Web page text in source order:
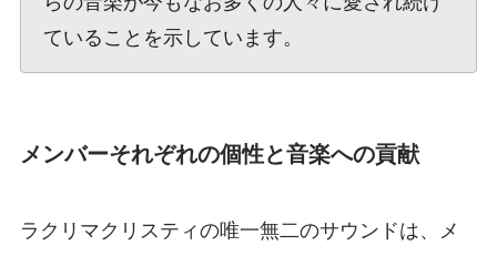
ていることを示しています。
メンバーそれぞれの個性と音楽への貢献
ラクリマクリスティの唯一無二のサウンドは、メ